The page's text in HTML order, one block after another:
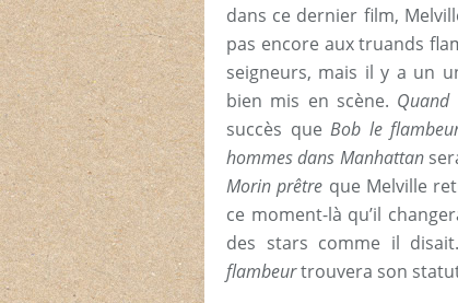
dans ce dernier film,
pas encore aux truands
seigneurs, mais il y a un
bien mis en scène.
succès que Bob le
hommes dans Manhattan
Morin prêtre que Melville
ce moment-là qu’il
des stars comme il
flambeurtrouvera son